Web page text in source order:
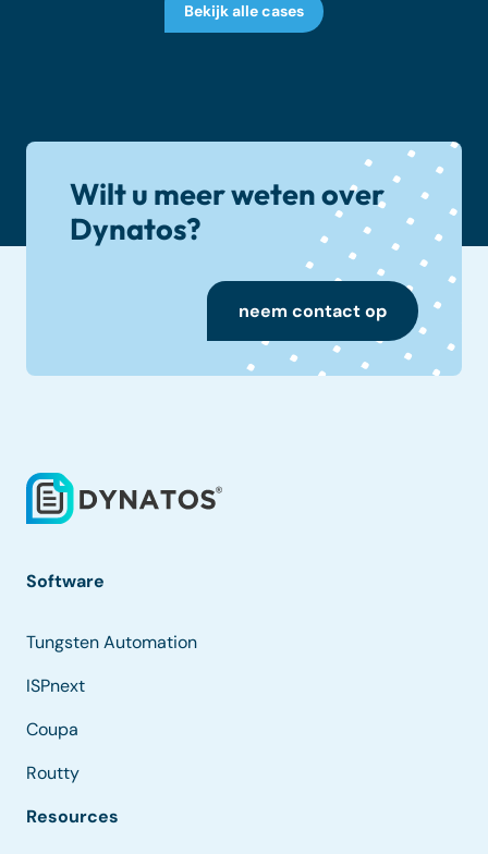
Bekijk alle cases
Wilt u meer weten over
Dynatos?
neem contact op
Software
Tungsten Automation
ISPnext
Coupa
Routty
Resources